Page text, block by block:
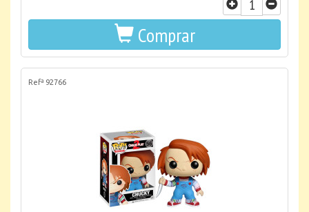
Comprar
Refª 92766